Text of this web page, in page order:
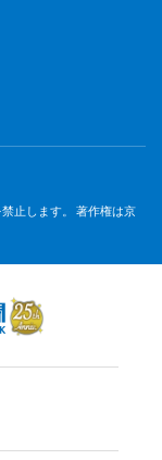
止します。 著作権は京